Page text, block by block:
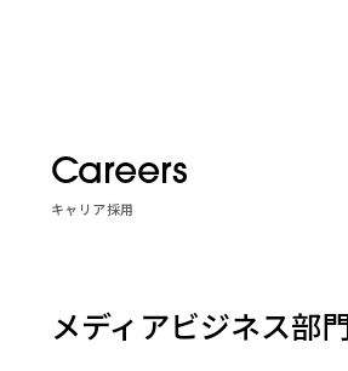
Careers
キャリア採用
メディアビジネス部門